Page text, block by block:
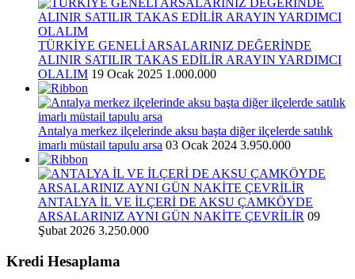
TÜRKİYE GENELİ ARSALARINIZ DEĞERİNDE
ALINIR SATILIR TAKAS EDİLİR ARAYIN YARDIMCI
OLALIM 19 Ocak 2025 1.000.000
Antalya merkez ilçelerinde aksu başta diğer ilçelerde satılık
imarlı müstail tapulu arsa 03 Ocak 2024 3.950.000
ANTALYA İL VE İLÇERİ DE AKSU ÇAMKÖYDE
ARSALARINIZ AYNI GÜN NAKİTE ÇEVRİLİR 09
Şubat 2026 3.250.000
Kredi Hesaplama